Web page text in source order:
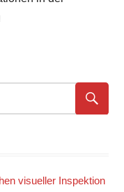
visueller Inspektion